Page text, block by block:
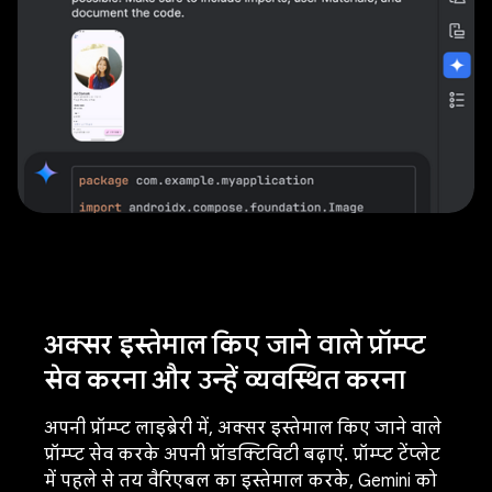
अक्सर इस्तेमाल किए जाने वाले प्रॉम्प्ट
सेव करना और उन्हें व्यवस्थित करना
अपनी प्रॉम्प्ट लाइब्रेरी में, अक्सर इस्तेमाल किए जाने वाले
प्रॉम्प्ट सेव करके अपनी प्रॉडक्टिविटी बढ़ाएं. प्रॉम्प्ट टेंप्लेट
में पहले से तय वैरिएबल का इस्तेमाल करके, Gemini को